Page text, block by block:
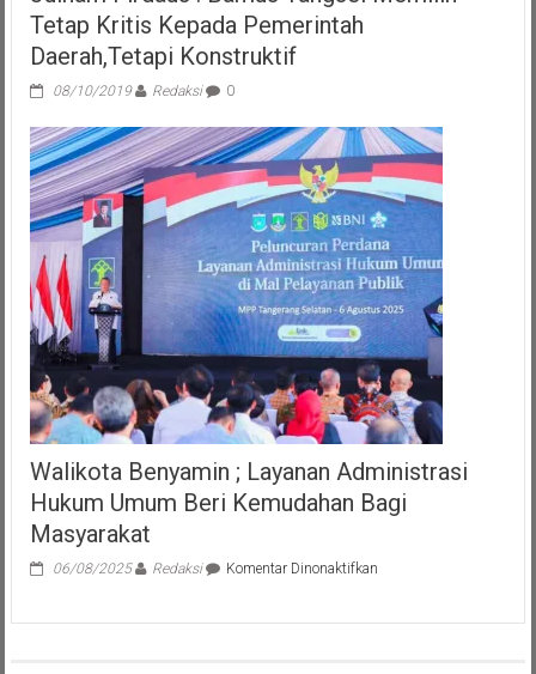
Tetap Kritis Kepada Pemerintah
Daerah,Tetapi Konstruktif
08/10/2019 Redaksi 0
Walikota Benyamin ; Layanan Administrasi
Hukum Umum Beri Kemudahan Bagi
Masyarakat
06/08/2025 Redaksi Komentar Dinonaktifkanpada